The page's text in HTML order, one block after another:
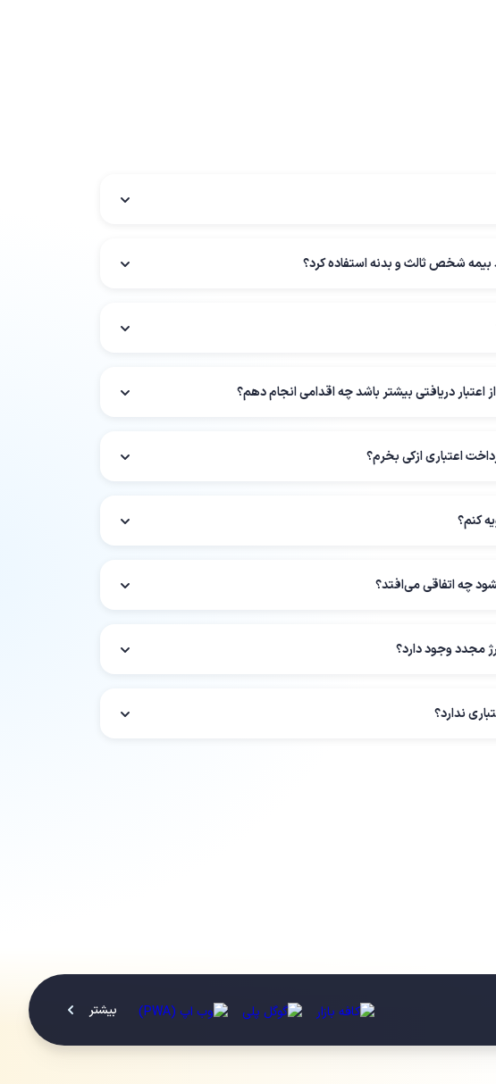
بیمه شخص ثالث و بدنه استفاده کرد؟
دریافتی بیشتر باشد چه اقدامی انجام دهم؟
اعتباری ازکی بخرم؟
کنم؟
چه اتفاقی می‌افتد؟
مجدد وجود دارد؟
ندارد؟
بیشتر